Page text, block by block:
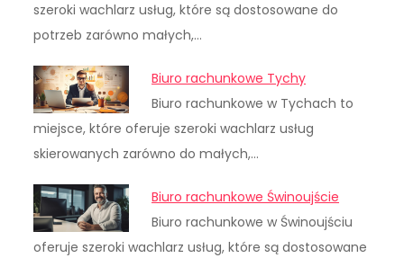
szeroki wachlarz usług, które są dostosowane do
potrzeb zarówno małych,…
Biuro rachunkowe Tychy
Biuro rachunkowe w Tychach to
miejsce, które oferuje szeroki wachlarz usług
skierowanych zarówno do małych,…
Biuro rachunkowe Świnoujście
Biuro rachunkowe w Świnoujściu
oferuje szeroki wachlarz usług, które są dostosowane